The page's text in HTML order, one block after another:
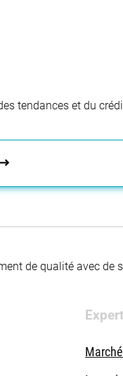
tendances et du
de qualité avec de